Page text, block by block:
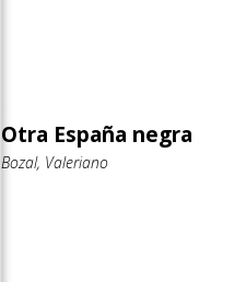
Otra España negra
Bozal, Valeriano